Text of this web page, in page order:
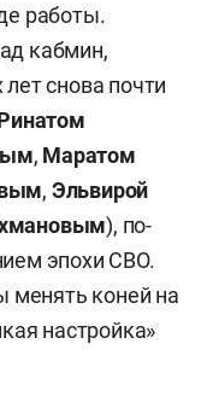
работы.
кабмин,
снова почти
, Маратом
, Эльвирой
), по-
эпохи СВО.
менять коней на
настройка»